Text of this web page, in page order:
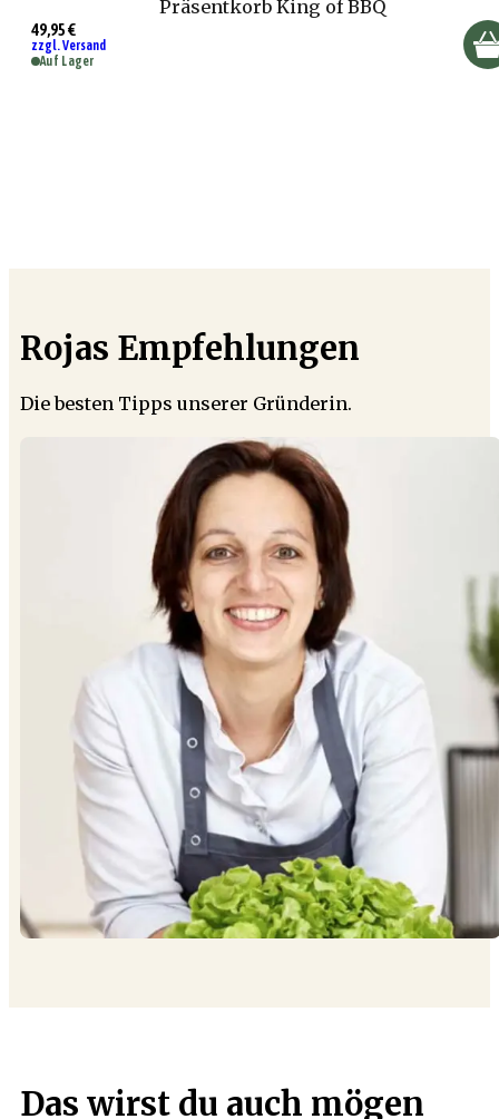
Präsentkorb King of BBQ
49,95 €
zzgl. Versand
Auf Lager
Rojas Empfehlungen
Die besten Tipps unserer Gründerin.
Das wirst du auch mögen